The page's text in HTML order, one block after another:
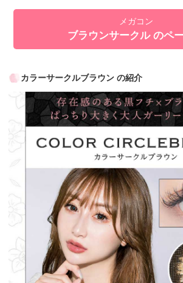
メガコン
ブラウンサークル のペ
カラーサークルブラウン の紹介